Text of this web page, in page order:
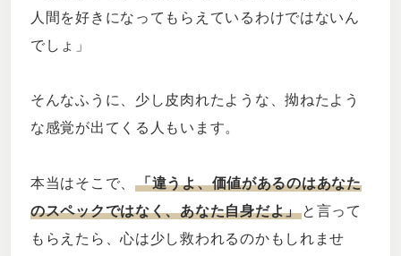
人間を好きになってもらえているわけではないん
でしょ」
そんなふうに、少し皮肉れたような、拗ねたよう
な感覚が出てくる人もいます。
本当はそこで、「違うよ、価値があるのはあなた
のスペックではなく、あなた自身だよ」と言って
もらえたら、心は少し救われるのかもしれませ